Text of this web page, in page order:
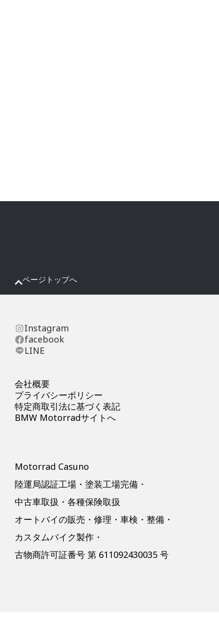
ページトップへ
会社概要
プライバシーポリシー
特定商取引法に基づく表記
BMW Motorradサイトへ
Motorrad Casuno
陸運局認証工場・塗装工場完備・
中古車取扱・各種保険取扱
オートバイの販売・修理・車検・整備・
カスタムバイク製作・
古物商許可証番号 第 611092430035 号
Instagram
facebook
LINE